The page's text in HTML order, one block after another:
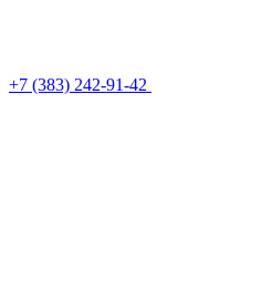
+7 (383) 242-91-42